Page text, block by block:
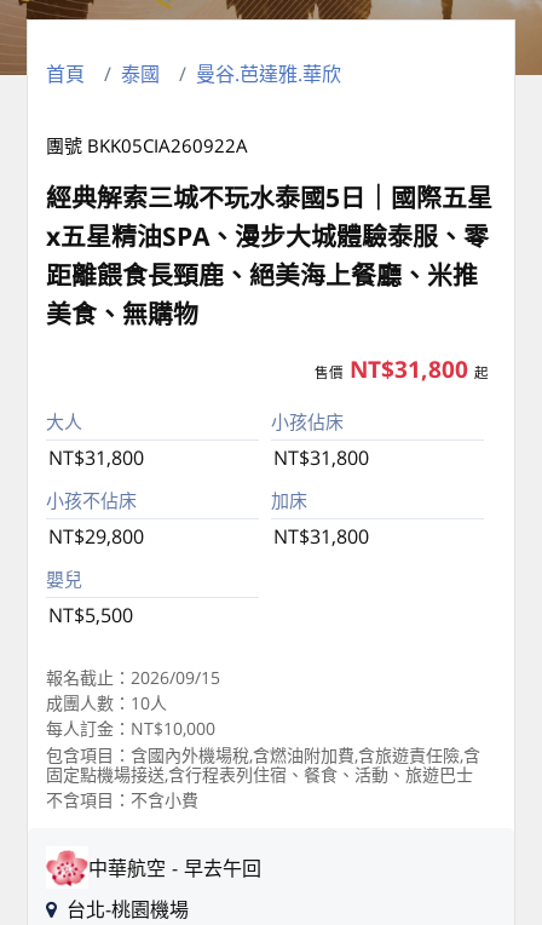
首頁 泰國 曼谷.芭達雅.華欣
團號 BKK05CIA260922A
經典解索三城不玩水泰國5日｜國際五星
x五星精油SPA、漫步大城體驗泰服、零
距離餵食長頸鹿、絕美海上餐廳、米推
美食、無購物
售價 NT$31,800 起
大人
NT$31,800
小孩佔床
NT$31,800
小孩不佔床
NT$29,800
加床
NT$31,800
嬰兒
NT$5,500
報名截止：2026/09/15
成團人數：10人
每人訂金：NT$10,000
包含項目：含國內外機場稅,含燃油附加費,含旅遊責任險,含
固定點機場接送,含行程表列住宿、餐食、活動、旅遊巴士
不含項目：不含小費
中華航空
早去午回
台北-桃園機場